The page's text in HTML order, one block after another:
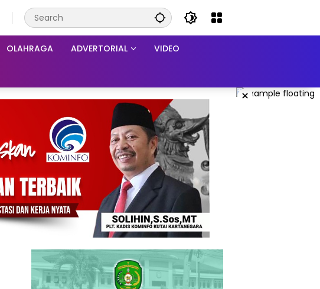
OLAHRAGA ADVERTORIAL VIDEO
×